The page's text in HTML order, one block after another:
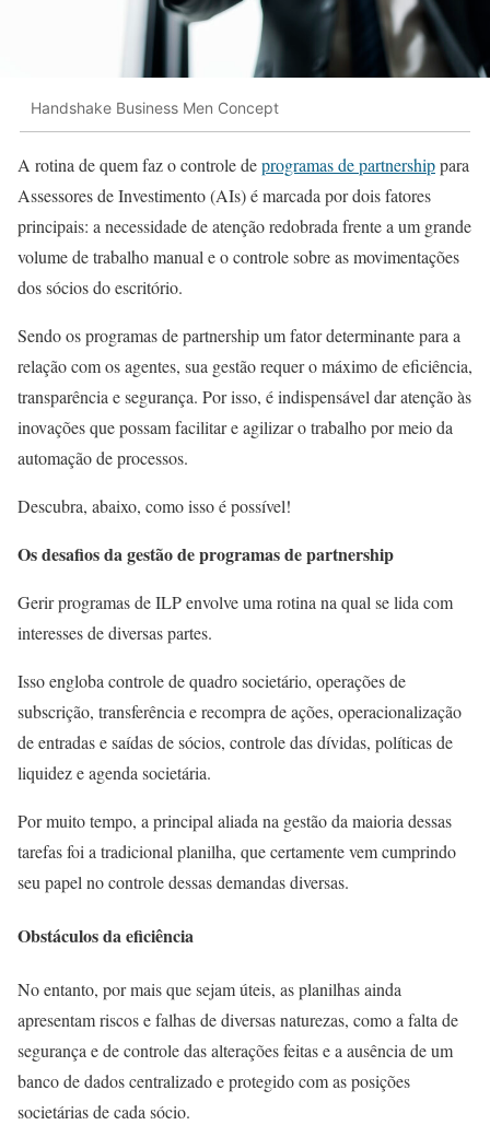
Handshake Business Men Concept
A rotina de quem faz o controle deprogramas de partnershippara
Assessores de Investimento (AIs)é marcada por dois fatores
principais: a necessidade de atenção redobrada frente a um grande
volume de trabalho manual e o controle sobre as movimentações
dos sócios do escritório.
Sendo os programas de partnership um fator determinante para a
relação com os agentes, sua gestão requer o máximo de eficiência,
transparência e segurança. Por isso, é indispensável dar atenção às
inovações que possam facilitar e agilizar o trabalho por meio da
automação de processos.
Descubra, abaixo, como isso é possível!
Os desafios da gestão de programas de partnership
Gerir programas de ILPenvolve uma rotina na qual se lida com
interesses de diversas partes.
Isso engloba controle de quadro societário, operações de
subscrição, transferência e recompra de ações, operacionalização
de entradas e saídas de sócios, controle das dívidas, políticas de
liquideze agenda societária.
Por muito tempo, a principal aliada na gestão da maioria dessas
tarefas foi a tradicional planilha, que certamente vem cumprindo
seu papel no controle dessas demandas diversas.
Obstáculos da eficiência
No entanto, por mais que sejam úteis, as planilhas ainda
apresentam riscos e falhas de diversas naturezas, como a falta de
segurança e de controle das alterações feitas e a ausência de um
banco de dados centralizado e protegidocom as posições
societárias de cada sócio.